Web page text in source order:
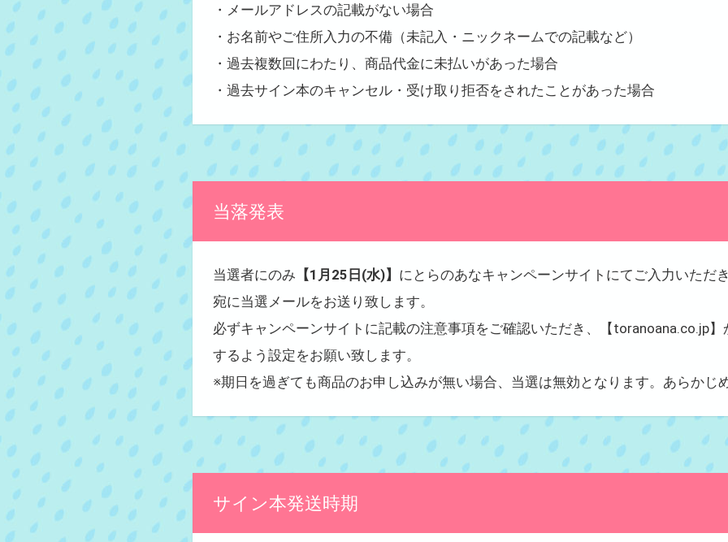
・メールアドレスの記載がない場合
・お名前やご住所入力の不備（未記入・ニックネームでの記載など）
・過去複数回にわたり、商品代金に未払いがあった場合
・過去サイン本のキャンセル・受け取り拒否をされたことがあった場合
当落発表
当選者にのみ 【1月25日(水)】 にとらのあなキャンペーンサイトにてご入力いただ
宛に当選メールをお送り致します。
必ずキャンペーンサイトに記載の注意事項をご確認いただき、【toranoana.co.jp
するよう設定をお願い致します。
※期日を過ぎても商品のお申し込みが無い場合、当選は無効となります。あらかじ
サイン本発送時期